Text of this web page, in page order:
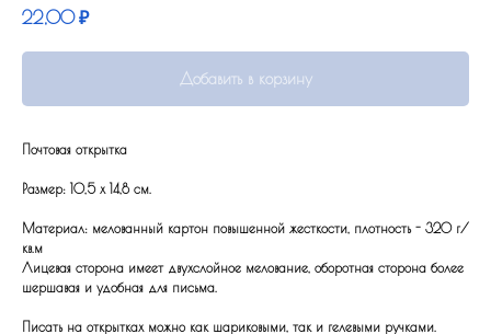
22,00 ₽
Добавить в корзину
Почтовая открытка
Размер: 10,5 x 14,8 см.
Материал: мелованный картон повышенной жесткости, плотность - 320 г/
кв.м
Лицевая сторона имеет двухслойное мелование, оборотная сторона более
шершавая и удобная для письма.
Писать на открытках можно как шариковыми, так и гелевыми ручками.